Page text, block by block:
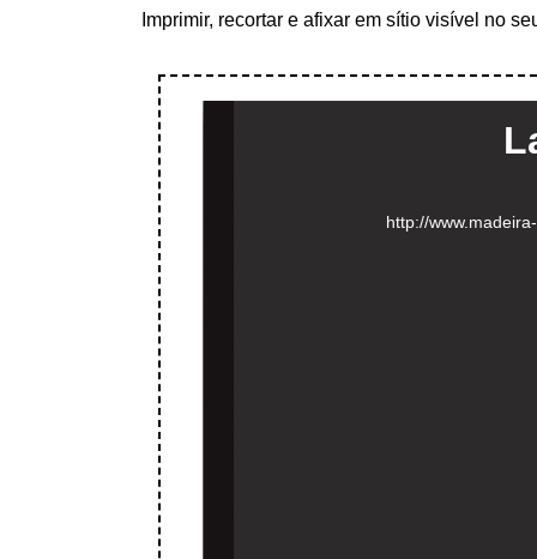
Imprimir, recortar e afixar em sítio visível no
http://